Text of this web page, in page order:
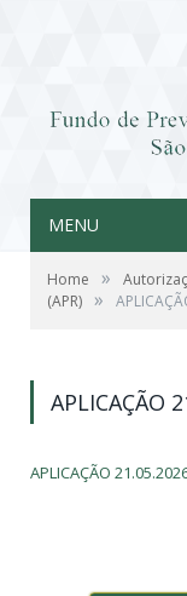
MENU
Home »
(APR) »
APLICAÇÃO
APLICAÇÃO